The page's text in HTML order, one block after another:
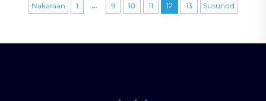
Nakaraan 1 ... 9 10 11 12 13 Susunod